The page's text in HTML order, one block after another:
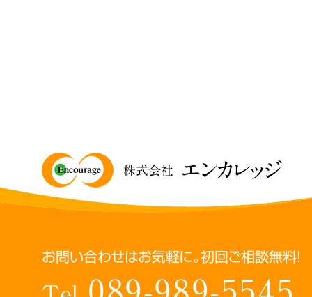
株式会社 エンカレッジ
お問い合わせはお気軽に。初回ご相談無料！
089-989-5545